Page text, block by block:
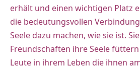
erhält und einen wichtigen Platz
die bedeutungsvollen
Seele dazu machen, wie sie ist.
Freundschaften ihre Seele
Leute in ihrem Leben die ihnen